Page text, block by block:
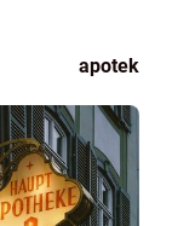
apotek